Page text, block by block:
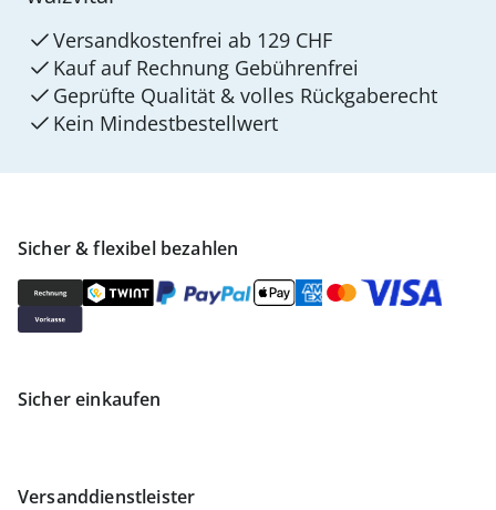
Sicher & flexibel bezahlen
Sicher einkaufen
Versanddienstleister
Versandkostenfrei ab 129 CHF
Kauf auf Rechnung Gebührenfrei
Geprüfte Qualität & volles Rückgaberecht
Kein Mindest­bestellwert